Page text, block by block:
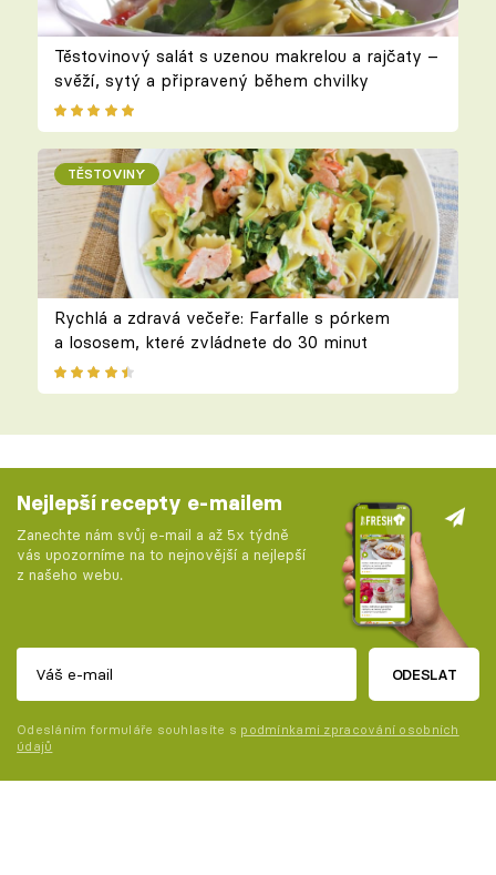
Těstovinový salát s uzenou makrelou a rajčaty –
svěží, sytý a připravený během chvilky
TĚSTOVINY
Rychlá a zdravá večeře: Farfalle s pórkem
a lososem, které zvládnete do 30 minut
Nejlepší recepty e-mailem
Zanechte nám svůj e-mail a až 5x týdně
vás upozorníme na to nejnovější a nejlepší
z našeho webu.
ODESLAT
Odesláním formuláře souhlasíte s podmínkami zpracování osobních
údajů